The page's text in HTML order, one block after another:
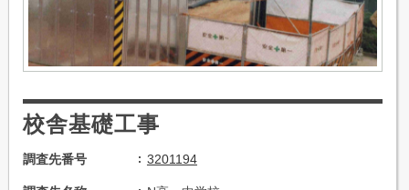
校舎基礎工事
調査先番号 3201194